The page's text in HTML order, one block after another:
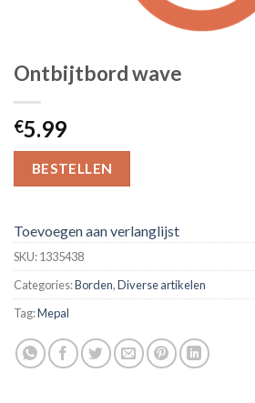
Ontbijtbord wave
€5.99
BESTELLEN
Toevoegen aan verlanglijst
SKU:1335438
Categories:Borden,Diverse artikelen
Tag:Mepal